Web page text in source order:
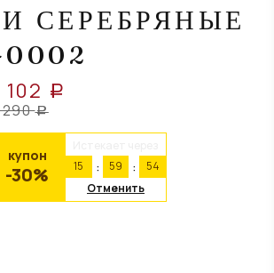
СЕРЕБРЯНЫЕ
102 a
a
купон
-30%
15
59
54
Отменить